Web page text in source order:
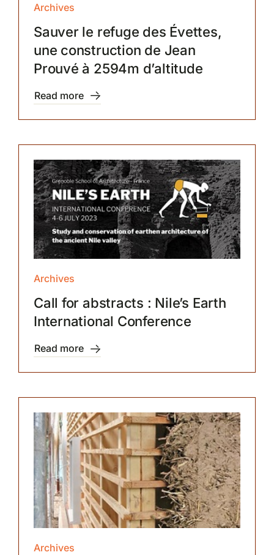
Archives
Sauver le refuge des Évettes,
une construction de Jean
Prouvé à 2594m d’altitude
Read more
Archives
Call for abstracts : Nile’s Earth
International Conference
Read more
Archives